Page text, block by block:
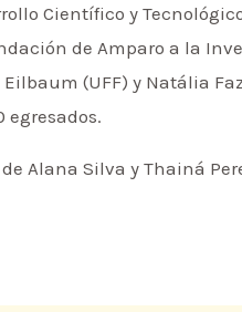
Científico y
de Amparo a la
Eilbaum (UFF) y Natália
egresados.
de Alana Silva y Thainá